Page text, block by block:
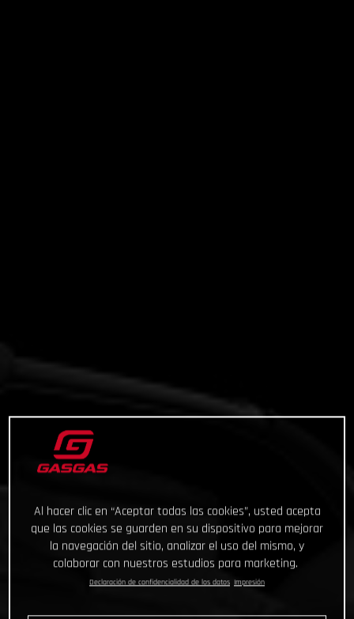
Al hacer clic en “Aceptar todas las cookies”, usted acepta
que las cookies se guarden en su dispositivo para mejorar
la navegación del sitio, analizar el uso del mismo, y
colaborar con nuestros estudios para marketing.
Declaración de confidencialidad de los datos Impresión